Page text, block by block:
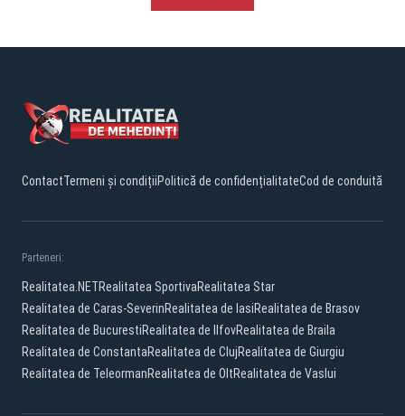
ContactTermeni și condițiiPolitică de confidențialitateCod de conduită
Parteneri:
Realitatea.NETRealitatea SportivaRealitatea Star
Realitatea de Caras-SeverinRealitatea de IasiRealitatea de Brasov
Realitatea de BucurestiRealitatea de IlfovRealitatea de Braila
Realitatea de ConstantaRealitatea de ClujRealitatea de Giurgiu
Realitatea de TeleormanRealitatea de OltRealitatea de Vaslui